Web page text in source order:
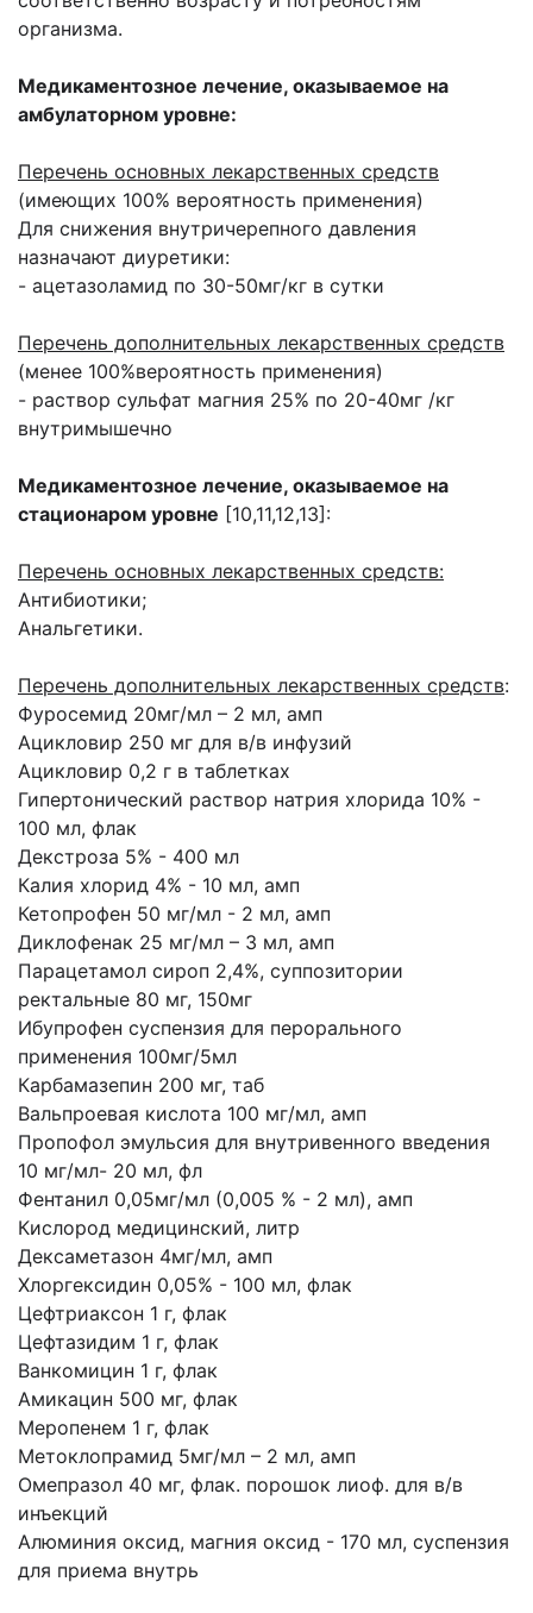
организма.
Медикаментозное лечение, оказываемое на
амбулаторном уровне:
Перечень основных лекарственных средств
(имеющих 100% вероятность применения)
Для снижения внутричерепного давления
назначают диуретики:
- ацетазоламид по 30-50мг/кг в сутки
Перечень дополнительных лекарственных средств
(менее 100%вероятность применения)
- раствор сульфат магния 25% по 20-40мг /кг
внутримышечно
Медикаментозное лечение, оказываемое на
стационаром уровне [10,11,12,13]:
Перечень основных лекарственных средств:
Антибиотики;
Анальгетики.
Перечень дополнительных лекарственных средств:
Фуросемид 20мг/мл – 2 мл, амп
Ацикловир 250 мг для в/в инфузий
Ацикловир 0,2 г в таблетках
Гипертонический раствор натрия хлорида 10% -
100 мл, флак
Декстроза 5% - 400 мл
Калия хлорид 4% - 10 мл, амп
Кетопрофен 50 мг/мл - 2 мл, амп
Диклофенак 25 мг/мл – 3 мл, амп
Парацетамол сироп 2,4%, суппозитории
ректальные 80 мг, 150мг
Ибупрофен суспензия для перорального
применения 100мг/5мл
Карбамазепин 200 мг, таб
Вальпроевая кислота 100 мг/мл, амп
Пропофол эмульсия для внутривенного введения
10 мг/мл- 20 мл, фл
Фентанил 0,05мг/мл (0,005 % - 2 мл), амп
Кислород медицинский, литр
Дексаметазон 4мг/мл, амп
Хлоргексидин 0,05% - 100 мл, флак
Цефтриаксон 1 г, флак
Цефтазидим 1 г, флак
Ванкомицин 1 г, флак
Амикацин 500 мг, флак
Меропенем 1 г, флак
Метоклопрамид 5мг/мл – 2 мл, амп
Омепразол 40 мг, флак. порошок лиоф. для в/в
инъекций
Алюминия оксид, магния оксид - 170 мл, суспензия
для приема внутрь